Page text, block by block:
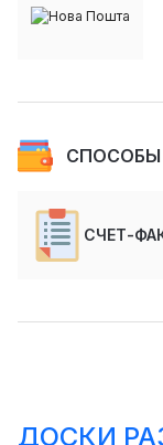
СЧЕТ-
ДОСКИ